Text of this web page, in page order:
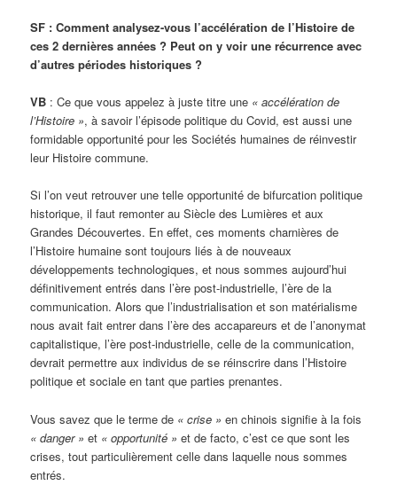
SF : Comment analysez-vous l’accélération de l’Histoire de
ces 2 dernières années ? Peut on y voir une récurrence avec
d’autres périodes historiques ?
VB : Ce que vous appelez à juste titre une « accélération de
l’Histoire », à savoir l’épisode politique du Covid, est aussi une
formidable opportunité pour les Sociétés humaines de réinvestir
leur Histoire commune.
Si l’on veut retrouver une telle opportunité de bifurcation politique
historique, il faut remonter au Siècle des Lumières et aux
Grandes Découvertes. En effet, ces moments charnières de
l’Histoire humaine sont toujours liés à de nouveaux
développements technologiques, et nous sommes aujourd’hui
définitivement entrés dans l’ère post-industrielle, l’ère de la
communication. Alors que l’industrialisation et son matérialisme
nous avait fait entrer dans l’ère des accapareurs et de l’anonymat
capitalistique, l’ère post-industrielle, celle de la communication,
devrait permettre aux individus de se réinscrire dans l’Histoire
politique et sociale en tant que parties prenantes.
Vous savez que le terme de « crise » en chinois signifie à la fois
« danger » et « opportunité » et de facto, c’est ce que sont les
crises, tout particulièrement celle dans laquelle nous sommes
entrés.